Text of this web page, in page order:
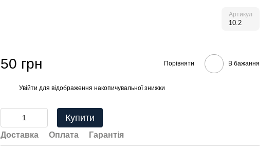
Артикул
10.2
50 грн Порівняти В бажання
Увійти для відображення накопичувальної знижки
Купити
Доставка Оплата Гарантія